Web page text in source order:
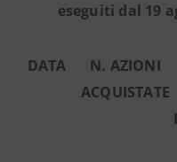
eseguiti dal 19
DATA
N. AZIONI
ACQUISTATE